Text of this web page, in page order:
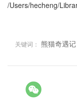
关键词： 熊猫奇遇记